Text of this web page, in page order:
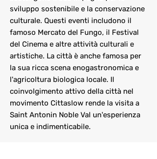
sviluppo sostenibile e la conservazione
culturale. Questi eventi includono il
famoso Mercato del Fungo, il Festival
del Cinema e altre attività culturali e
artistiche. La città è anche famosa per
la sua ricca scena enogastronomica e
l'agricoltura biologica locale. Il
coinvolgimento attivo della città nel
movimento Cittaslow rende la visita a
Saint Antonin Noble Val un'esperienza
unica e indimenticabile.